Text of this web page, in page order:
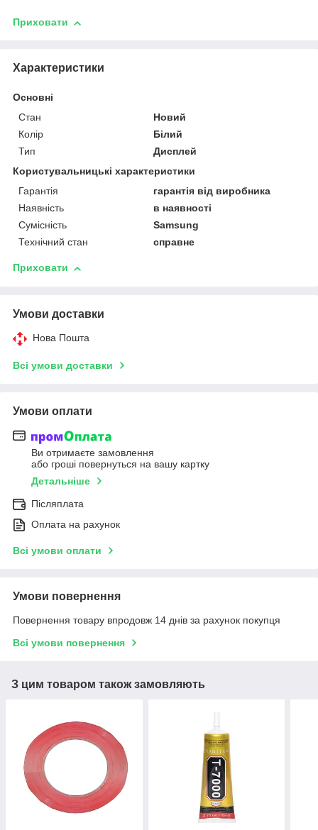
Приховати
Характеристики
Основні
Стан
Новий
Колір
Білий
Тип
Дисплей
Користувальницькі характеристики
Гарантія
гарантія від виробника
Наявність
в наявності
Сумісність
Samsung
Технічний стан
справне
Приховати
Умови доставки
Нова Пошта
Всі умови доставки
Умови оплати
Ви отримаєте замовлення
або гроші повернуться на вашу картку
Детальніше
Післяплата
Оплата на рахунок
Всі умови оплати
Умови повернення
Повернення товару впродовж 14 днів за рахунок покупця
Всі умови повернення
З цим товаром також замовляють